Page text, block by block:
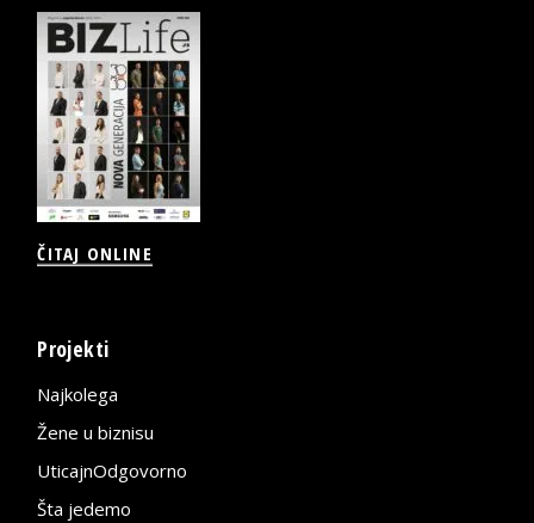
ČITAJ ONLINE
Projekti
Najkolega
Žene u biznisu
UticajnOdgovorno
Šta jedemo